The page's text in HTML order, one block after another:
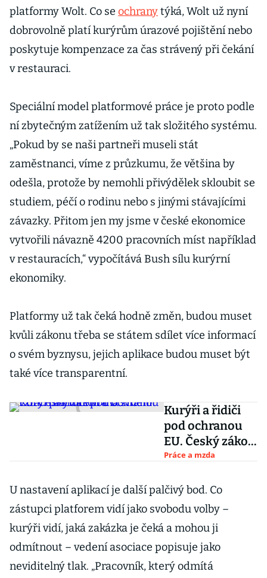
platformy Wolt. Co se ochranytýká, Wolt už nyní
dobrovolně platí kurýrům úrazové pojištění nebo
poskytuje kompenzace za čas strávený při čekání
v restauraci.
Speciální model platformové práce je proto podle
ní zbytečným zatížením už tak složitého systému.
„Pokud by se naši partneři museli stát
zaměstnanci, víme z průzkumu, že většina by
odešla, protože by nemohli přivýdělek skloubit se
studiem, péčí o rodinu nebo s jinými stávajícími
závazky. Přitom jen my jsme v české ekonomice
vytvořili návazně 4200 pracovních míst například
v restauracích,“ vypočítává Bush sílu kurýrní
ekonomiky.
Platformy už tak čeká hodně změn, budou muset
kvůli zákonu třeba se státem sdílet více informací
o svém byznysu, jejich aplikace budou muset být
také více transparentní.
Kurýři a řidiči
pod ochranou
EU. Český zákon
má změnit
a OSVČ
Práce a mzda
U nastavení aplikací je další palčivý bod. Co
zástupci platforem vidí jako svobodu volby –
kurýři vidí, jaká zakázka je čeká a mohou ji
odmítnout – vedení asociace popisuje jako
neviditelný tlak. „Pracovník, který odmítá